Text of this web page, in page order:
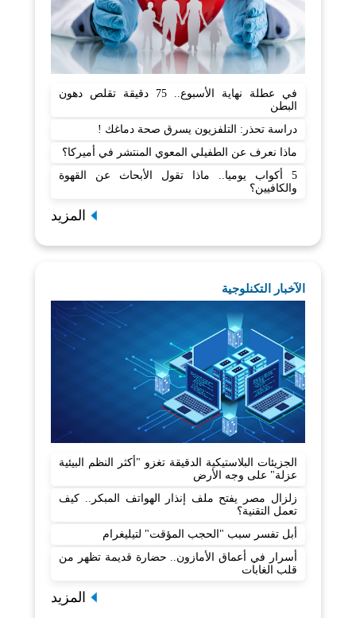
في عطلة نهاية الأسبوع.. 75 دقيقة تقلص دهون
البطن
دراسة تحذر: التلفزيون يسرق صحة دماغك !
ماذا نعرف عن الطفيلي المعوي المنتشر في أميركا؟
5 أكواب يوميا.. ماذا تقول الأبحاث عن القهوة
والكافيين؟
المزيد
الآخبار التكنلوجية
الجزيئات البلاستيكية الدقيقة تغزو "أكثر النظم البيئية
عزلة" على وجه الأرض
زلزال مصر يفتح ملف إنذار الهواتف المبكر.. كيف
تعمل التقنية؟
أبل تفسر سبب "الحجب المؤقت" لتيليغرام
أسرار في أعماق الأمازون.. حضارة قديمة تظهر من
قلب الغابات
المزيد